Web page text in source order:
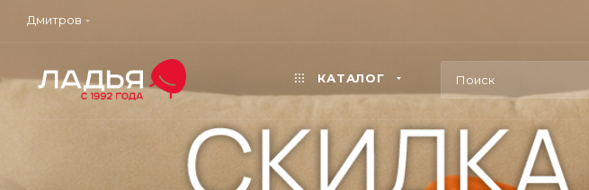
Дмитров
КАТАЛОГ